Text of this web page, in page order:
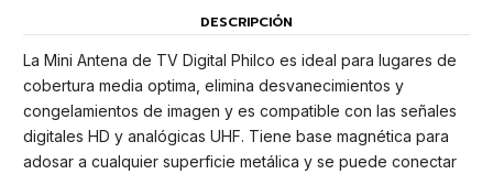
DESCRIPCIÓN
La Mini Antena de TV Digital Philco es ideal para lugares de
cobertura media optima, elimina desvanecimientos y
congelamientos de imagen y es compatible con las señales
digitales HD y analógicas UHF. Tiene base magnética para
adosar a cualquier superficie metálica y se puede conectar